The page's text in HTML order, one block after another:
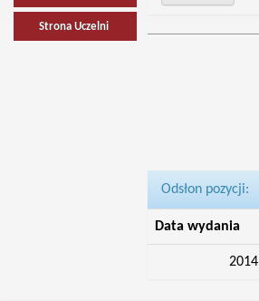
Strona Uczelni
Odsłon pozycji:
Data wydania
2014